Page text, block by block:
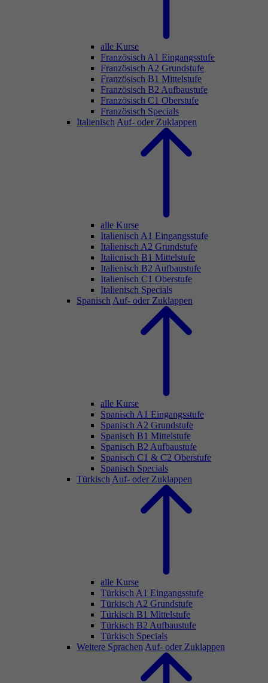
alle Kurse
Französisch A1 Eingangsstufe
Französisch A2 Grundstufe
Französisch B1 Mittelstufe
Französisch B2 Aufbaustufe
Französisch C1 Oberstufe
Französisch Specials
Italienisch Auf- oder Zuklappen
alle Kurse
Italienisch A1 Eingangsstufe
Italienisch A2 Grundstufe
Italienisch B1 Mittelstufe
Italienisch B2 Aufbaustufe
Italienisch C1 Oberstufe
Italienisch Specials
Spanisch Auf- oder Zuklappen
alle Kurse
Spanisch A1 Eingangsstufe
Spanisch A2 Grundstufe
Spanisch B1 Mittelstufe
Spanisch B2 Aufbaustufe
Spanisch C1 & C2 Oberstufe
Spanisch Specials
Türkisch Auf- oder Zuklappen
alle Kurse
Türkisch A1 Eingangsstufe
Türkisch A2 Grundstufe
Türkisch B1 Mittelstufe
Türkisch B2 Aufbaustufe
Türkisch Specials
Weitere Sprachen Auf- oder Zuklappen